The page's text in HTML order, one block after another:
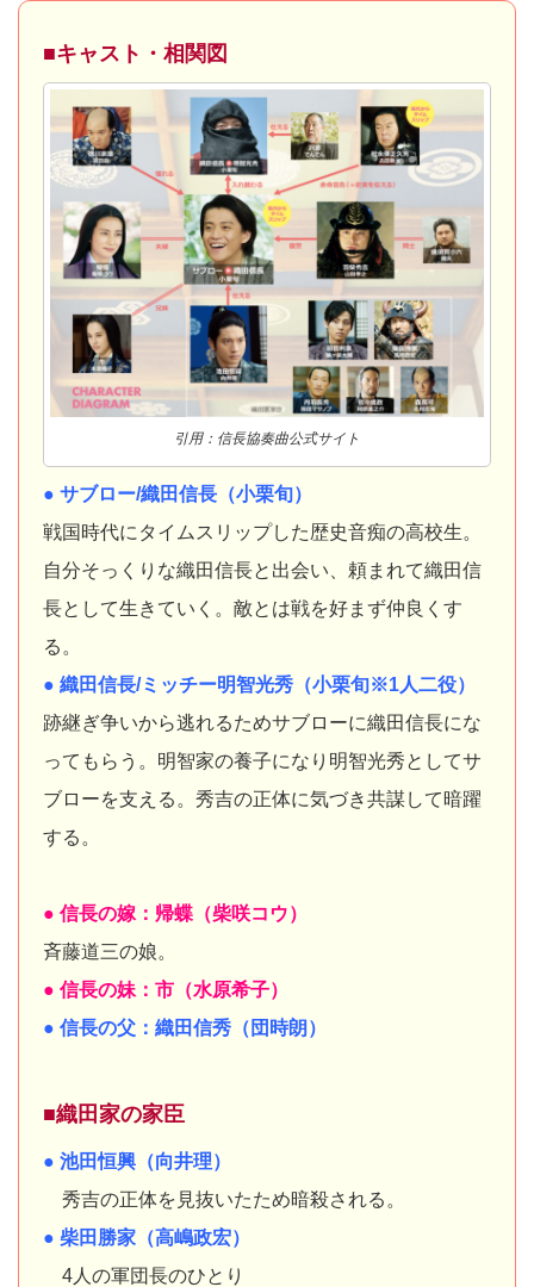
■キャスト・相関図
引用：信長協奏曲公式サイト
● サブロー/織田信長（小栗旬）
戦国時代にタイムスリップした歴史音痴の高校生。
自分そっくりな織田信長と出会い、頼まれて織田信
長として生きていく。敵とは戦を好まず仲良くす
る。
● 織田信長/ミッチー明智光秀（小栗旬※1人二役）
跡継ぎ争いから逃れるためサブローに織田信長にな
ってもらう。明智家の養子になり明智光秀としてサ
ブローを支える。秀吉の正体に気づき共謀して暗躍
する。
● 信長の嫁：帰蝶（柴咲コウ）
斉藤道三の娘。
● 信長の妹：市（水原希子）
● 信長の父：織田信秀（団時朗）
■織田家の家臣
● 池田恒興（向井理）
秀吉の正体を見抜いたため暗殺される。
● 柴田勝家（高嶋政宏）
4人の軍団長のひとり